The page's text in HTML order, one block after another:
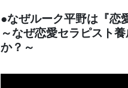
●なぜルーク平野は『恋
～なぜ恋愛セラピスト
か？～